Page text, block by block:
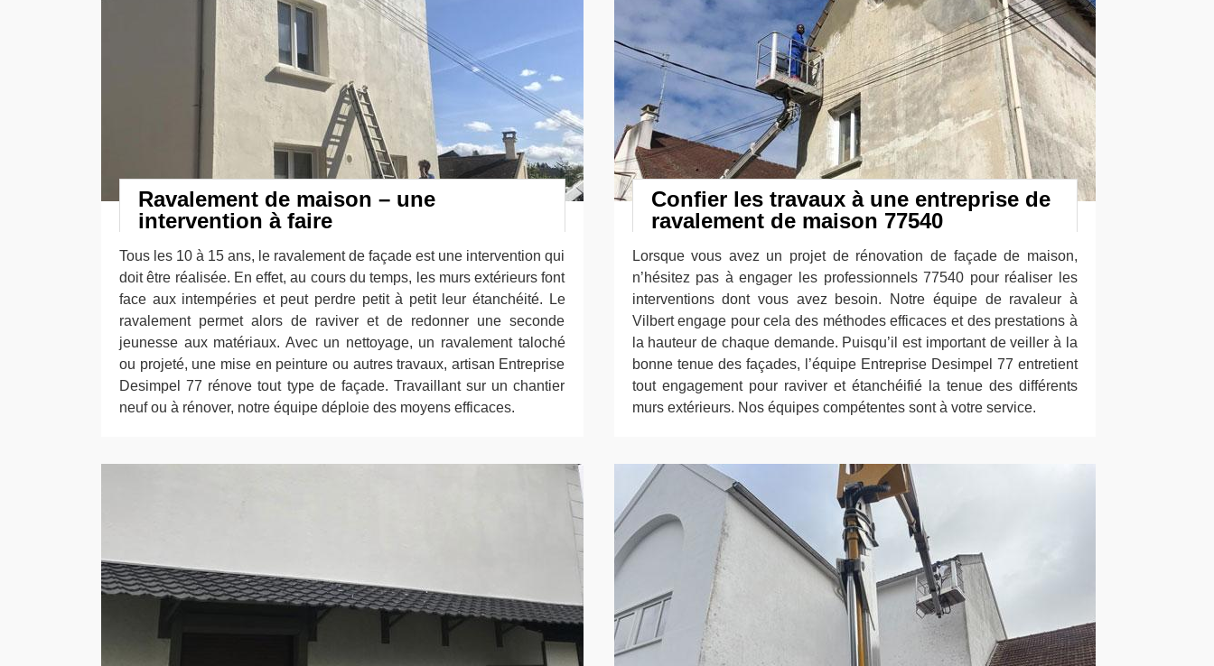
Ravalement de maison – une
intervention à faire
Tous les 10 à 15 ans, le ravalement de façade est une intervention qui
doit être réalisée. En effet, au cours du temps, les murs extérieurs font
face aux intempéries et peut perdre petit à petit leur étanchéité. Le
ravalement permet alors de raviver et de redonner une seconde
jeunesse aux matériaux. Avec un nettoyage, un ravalement taloché
ou projeté, une mise en peinture ou autres travaux, artisan Entreprise
Desimpel 77 rénove tout type de façade. Travaillant sur un chantier
neuf ou à rénover, notre équipe déploie des moyens efficaces.
Confier les travaux à une entreprise de
ravalement de maison 77540
Lorsque vous avez un projet de rénovation de façade de maison,
n’hésitez pas à engager les professionnels 77540 pour réaliser les
interventions dont vous avez besoin. Notre équipe de ravaleur à
Vilbert engage pour cela des méthodes efficaces et des prestations à
la hauteur de chaque demande. Puisqu’il est important de veiller à la
bonne tenue des façades, l’équipe Entreprise Desimpel 77 entretient
tout engagement pour raviver et étanchéifié la tenue des différents
murs extérieurs. Nos équipes compétentes sont à votre service.